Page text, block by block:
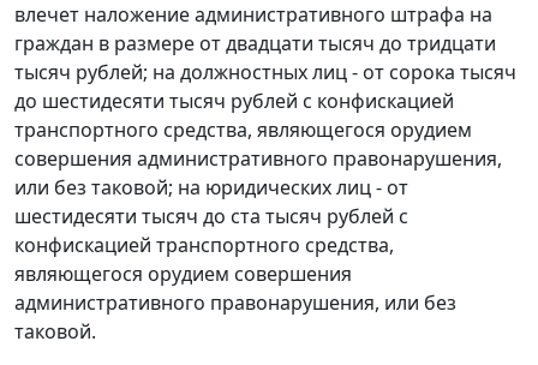
влечет наложение административного штрафа на
граждан в размере от двадцати тысяч до тридцати
тысяч рублей; на должностных лиц - от сорока тысяч
до шестидесяти тысяч рублей с конфискацией
транспортного средства, являющегося орудием
совершения административного правонарушения,
или без таковой; на юридических лиц - от
шестидесяти тысяч до ста тысяч рублей с
конфискацией транспортного средства,
являющегося орудием совершения
административного правонарушения, или без
таковой.